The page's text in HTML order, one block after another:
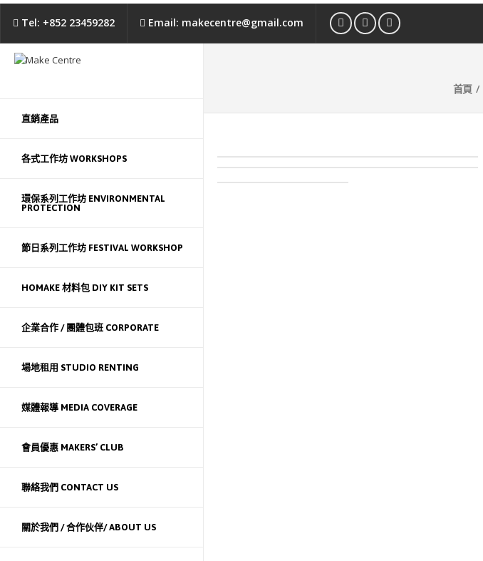
Tel: +852 23459282 Email: makecentre@gmail.com
直銷產品
各式工作坊 WORKSHOPS
環保系列工作坊 ENVIRONMENTAL
PROTECTION
節日系列工作坊 FESTIVAL WORKSHOP
HOMAKE 材料包 DIY KIT SETS
企業合作 / 團體包班 CORPORATE
場地租用 STUDIO RENTING
媒體報導 MEDIA COVERAGE
會員優惠 MAKERS’ CLUB
聯絡我們 CONTACT US
關於我們 / 合作伙伴/ ABOUT US
首頁/